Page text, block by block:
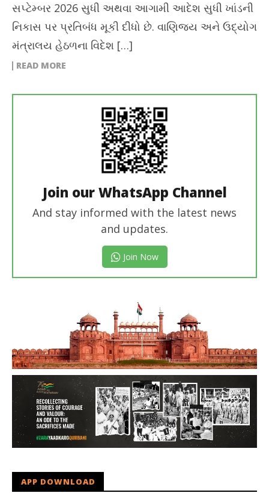
સપ્ટેમ્બર 2026 સુધી અથવા આગામી આદેશ સુધી ખાંડની
નિકાસ પર પ્રતિબંધ મૂકી દીધો છે. વાણિજ્ય અને ઉદ્યોગ
મંત્રાલય હેઠળના વિદેશ […]
READ MORE
Join our WhatsApp Channel
And stay informed with the latest news
and updates.
Join Now
APP DOWNLOAD